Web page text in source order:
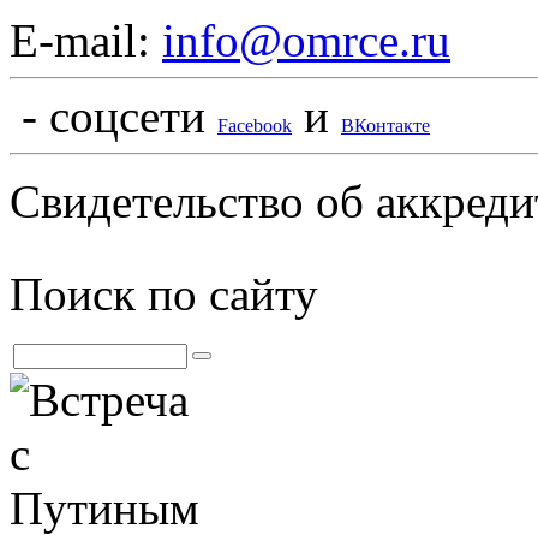
E-mail: info@omrce.ru
- соцсети
Facebook и ВКонтакте
Свидетельство об
Поиск по сайту